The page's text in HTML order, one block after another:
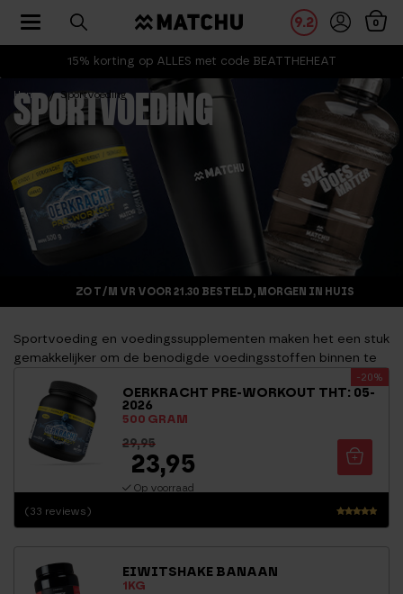
15% korting op ALLES met code BEATTHEHEAT
9.2 0
Toggle navigation
Home Sportvoeding
SPORTVOEDING
ZO T/M VR VOOR 21.30 BESTELD, MORGEN IN HUIS
Sportvoeding en voedingssupplementen maken het een stuk
gemakkelijker om de benodigde voedingsstoffen binnen te
krijgen voor het opbouwen van spieren. Het kan je zelfs nét
dat streepje voor geven bij wedstrijden of trainingen
wanneer je ze combineert met het juiste dieet.
OERKRACHT PRE-WORKOUT THT: 05-
2026
500 GRAM
-20%
Waarderi
(33 reviews)
29,95
23,95
Op voorraad
EIWITSHAKE BANAAN
1KG